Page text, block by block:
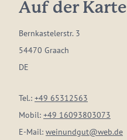
Auf der Karte
Bernkastelerstr. 3
54470 Graach
DE
Tel.: +49 65312563
Mobil: +49 16093803073
E-Mail: weinundgut@web.de